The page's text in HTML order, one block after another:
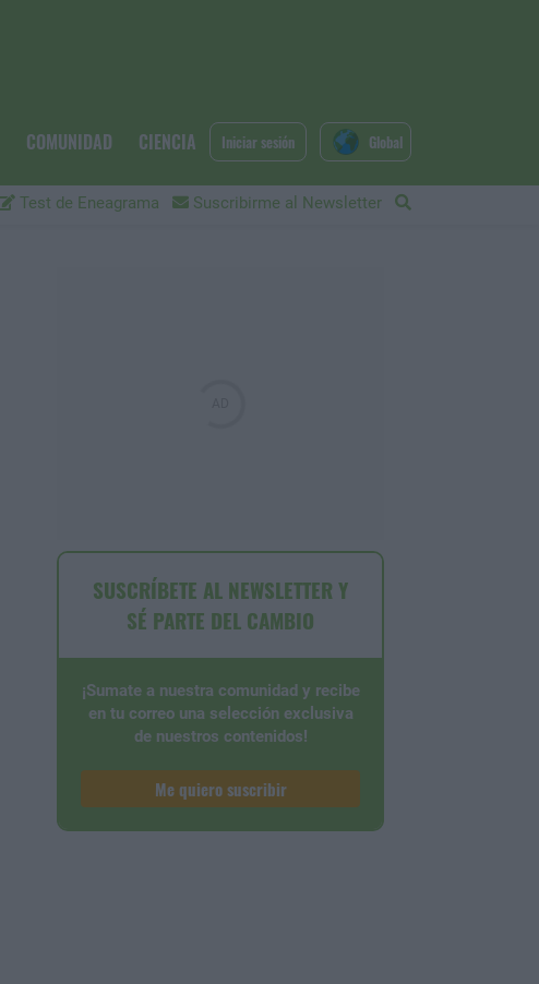
COMUNIDAD CIENCIA
Test de Eneagrama Suscribirme al Newsletter
Iniciar sesión Global
SUSCRÍBETE AL NEWSLETTER Y
SÉ PARTE DEL CAMBIO
¡Sumate a nuestra comunidad y recibe
en tu correo una selección exclusiva
de nuestros contenidos!
Me quiero suscribir